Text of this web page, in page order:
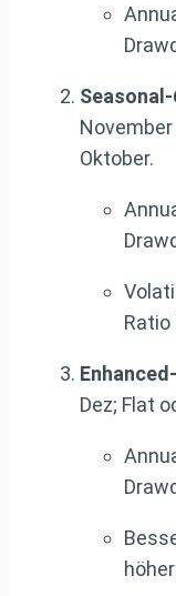
Oktober.
Ratio
Dez; Flat